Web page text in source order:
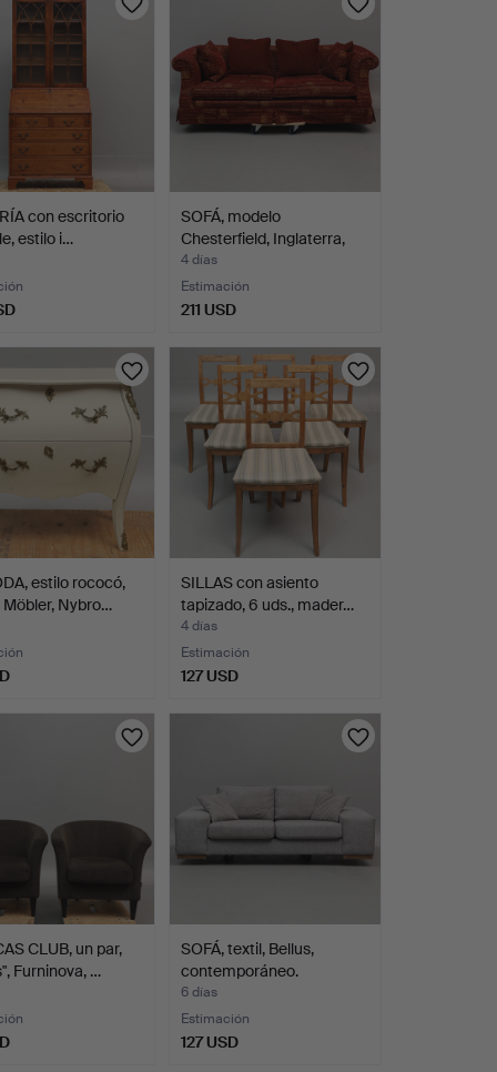
con escritorio
estilo i…
SOFÁ, modelo
Chesterfield, Inglaterra,
sig…
4 días
Estimación
211 USD
estilo rococó,
Möbler, Nybro…
SILLAS con asiento
tapizado, 6 uds., mader…
4 días
Estimación
127 USD
CLUB, un par,
Furninova, …
SOFÁ, textil, Bellus,
contemporáneo.
6 días
Estimación
127 USD